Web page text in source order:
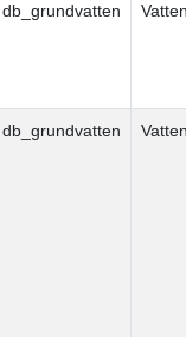
db_grundvatten
db_grundvatten